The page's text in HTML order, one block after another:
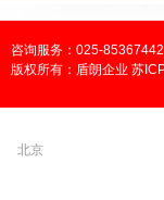
咨询服务：025-
版权所有：盾朗企业 苏
北京